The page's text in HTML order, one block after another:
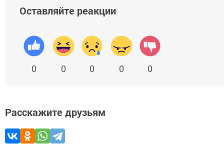
Оставляйте реакции
0 0 0 0 0
Расскажите друзьям